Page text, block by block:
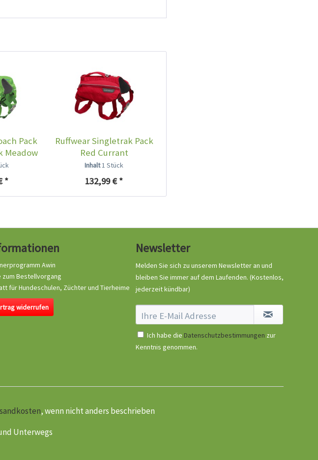
Pack
Meadow
*
Ruffwear Singletrak Pack
Red Currant
Inhalt1 Stück
132,99 € *
Ruffwear Core Cooler
Kühlpolster für
39,90 € *
Awin
zum Bestellvorgang
für Hundeschulen, Züchter und Tierheime
widerrufen
Newsletter
Melden Sie sich zu unserem Newsletter an und
bleiben Sie immer auf dem Laufenden. (Kostenlos,
jederzeit kündbar)
Ich habe die Datenschutzbestimmungen zur
Kenntnis genommen.
, wenn nicht anders beschrieben
Unterwegs